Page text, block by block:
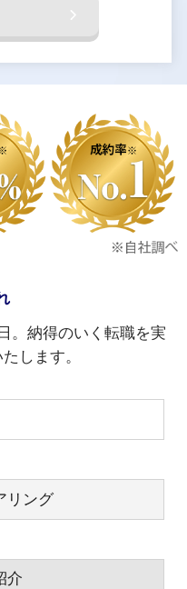
。納得のいく転職を実
します。
リング
介